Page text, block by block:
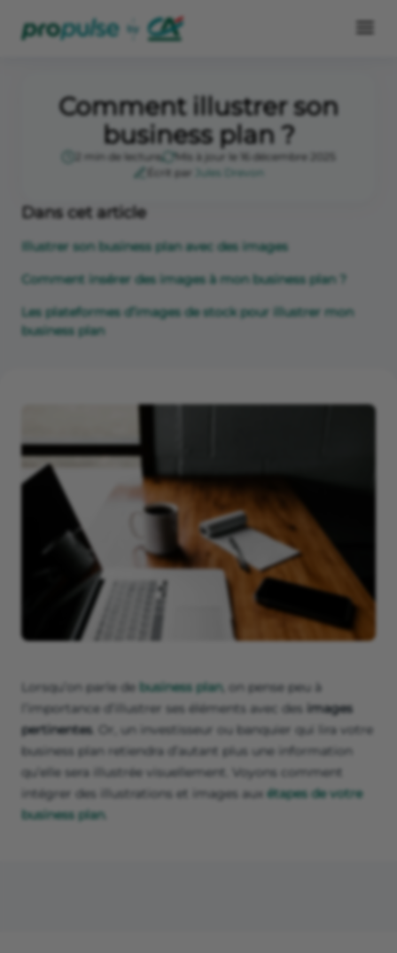
Comment illustrer son
business plan ?
2 min de lecture
Mis à jour le 16 décembre 2025
Écrit par
Jules Drevon
Dans cet article
Illustrer son business plan avec des images
Comment insérer des images à mon business plan ?
Les plateformes d’images de stock pour illustrer mon
business plan
Lorsqu’on parle de business plan, on pense peu à
l’importance d’illustrer ses éléments avec des images
pertinentes. Or, un investisseur ou banquier qui lira votre
business plan retiendra d’autant plus une information
qu’elle sera illustrée visuellement. Voyons comment
intégrer des illustrations et images aux étapes de votre
business plan.